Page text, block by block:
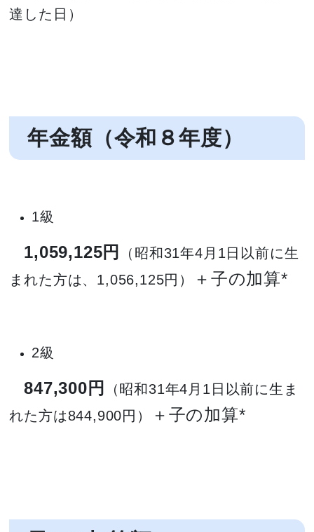
達した日）
年金額（令和８年度）
1級
1,059,125円
（昭和31年4月1日以前に生
まれた方は、1,056,125円）
＋子の加算*
2級
847,300円
（昭和31年4月1日以前に生ま
れた方は844,900円）
＋子の加算*